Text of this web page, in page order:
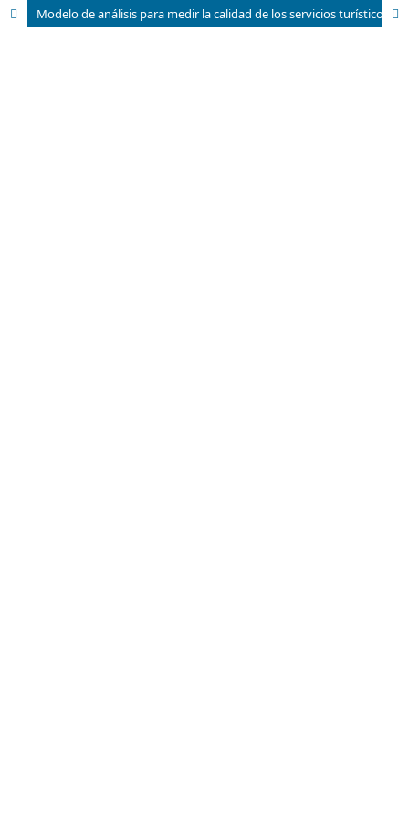
Modelo de análisis para medir la calidad de los servicios turísticos en el territorio. El caso del corredor del santa bárbara en ecuador.